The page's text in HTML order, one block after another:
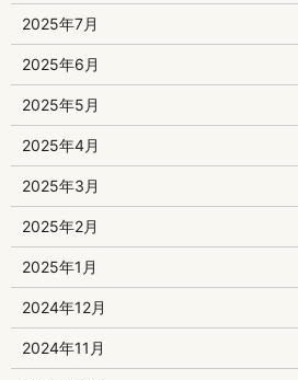
2025年7月
2025年6月
2025年5月
2025年4月
2025年3月
2025年2月
2025年1月
2024年12月
2024年11月